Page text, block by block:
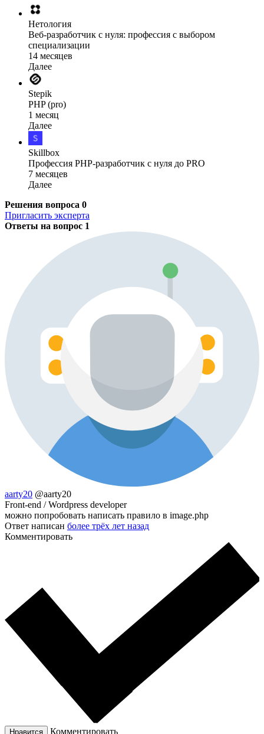
Нетология
Веб-разработчик с нуля: профессия с выбором
специализации
14 месяцев
Далее
Stepik
PHP (pro)
1 месяц
Далее
Skillbox
Профессия PHP-разработчик с нуля до PRO
7 месяцев
Далее
Решения вопроса 0
Пригласить эксперта
Ответы на вопрос 1
aarty20 @aarty20
Front-end / Wordpress developer
можно попробовать написать правило в image.php
Ответ написан более трёх лет назад
Комментировать
Нравится Комментировать